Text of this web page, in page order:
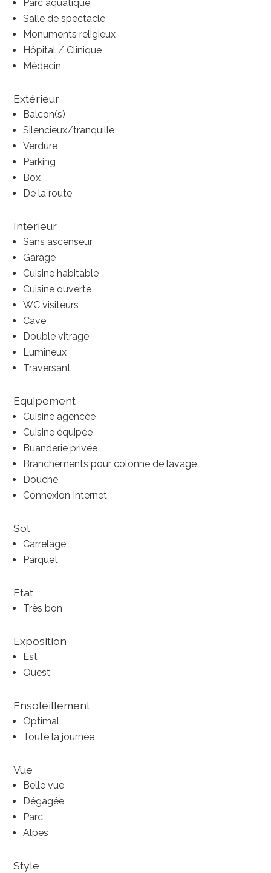
Parc aquatique
Salle de spectacle
Monuments religieux
Hôpital / Clinique
Médecin
Extérieur
Balcon(s)
Silencieux/tranquille
Verdure
Parking
Box
De la route
Intérieur
Sans ascenseur
Garage
Cuisine habitable
Cuisine ouverte
WC visiteurs
Cave
Double vitrage
Lumineux
Traversant
Equipement
Cuisine agencée
Cuisine équipée
Buanderie privée
Branchements pour colonne de lavage
Douche
Connexion Internet
Sol
Carrelage
Parquet
Etat
Très bon
Exposition
Est
Ouest
Ensoleillement
Optimal
Toute la journée
Vue
Belle vue
Dégagée
Parc
Alpes
Style